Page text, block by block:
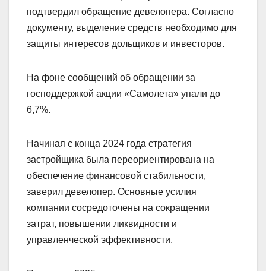
подтвердил обращение девелопера. Согласно
документу, выделение средств необходимо для
защиты интересов дольщиков и инвесторов.
На фоне сообщений об обращении за
господдержкой акции «Самолета» упали до
6,7%.
Начиная с конца 2024 года стратегия
застройщика была переориентирована на
обеспечение финансовой стабильности,
заверил девелопер. Основные усилия
компании сосредоточены на сокращении
затрат, повышении ликвидности и
управленческой эффективности.